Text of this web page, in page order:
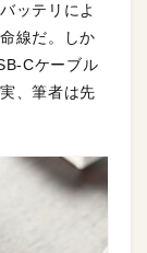
ッテリによ
線だ。しか
Cケーブル
、筆者は先